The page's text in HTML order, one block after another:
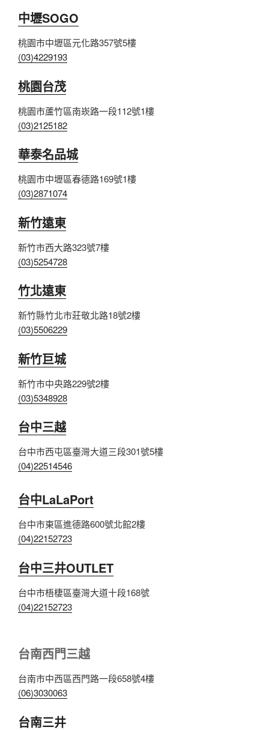
中壢SOGO
桃園市中壢區元化路357號5樓
(03)4229193
桃園台茂
桃園市蘆竹區南崁路一段112號1樓
(03)2125182
華泰名品城
桃園市中壢區春德路169號1樓
(03)2871074
新竹遠東
新竹市西大路323號7樓
(03)5254728
竹北遠東
新竹縣竹北市莊敬北路18號2樓
(03)5506229
新竹巨城
新竹市中央路229號2樓
(03)5348928
台中三越
台中市西屯區臺灣大道三段301號5樓
(04)22514546
台中LaLaPort
台中市東區進德路600號北館2樓
(04)22152723
台中三井OUTLET
台中市梧棲區臺灣大道十段168號
(04)22152723
台南西門三越
台南市中西區西門路一段658號4樓
(06)3030063
台南三井